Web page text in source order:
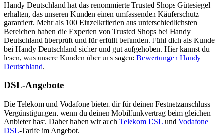
Handy Deutschland hat das renommierte Trusted Shops Gütesiegel
erhalten, das unseren Kunden einen umfassenden Käuferschutz
garantiert. Mehr als 100 Einzelkriterien aus unterschiedlichsten
Bereichen haben die Experten von Trusted Shops bei Handy
Deutschland überprüft und für erfüllt befunden. Fühl dich als Kunde
bei Handy Deutschland sicher und gut aufgehoben. Hier kannst du
lesen, was unsere Kunden über uns sagen: Bewertungen Handy
Deutschland.
DSL-Angebote
Die Telekom und Vodafone bieten dir für deinen Festnetzanschluss
Vergünstigungen, wenn du deinen Mobilfunkvertrag beim gleichen
Anbieter hast. Daher haben wir auch Telekom DSL und Vodafone
DSL-Tarife im Angebot.